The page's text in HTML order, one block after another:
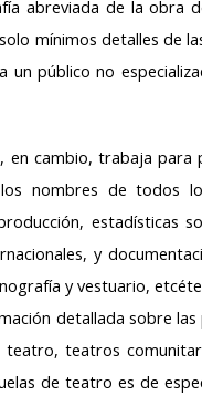
abreviada de la obra
mínimos detalles de
público no
en cambio, trabaja
nombres de todos
estadísticas
y
y vestuario,
detallada sobre
teatros
de teatro es de